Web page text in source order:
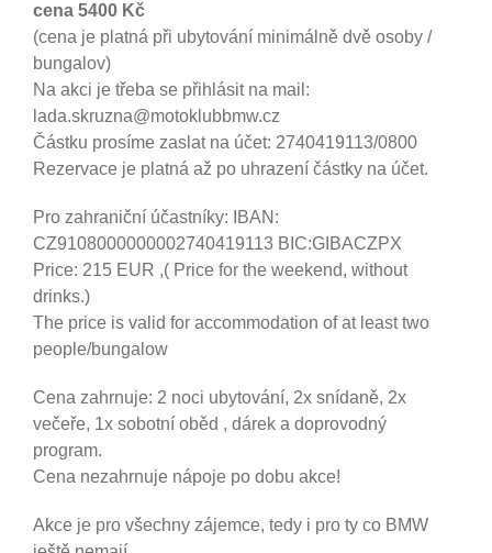
cena 5400 Kč
(cena je platná při ubytování minimálně dvě osoby /
bungalov)
Na akci je třeba se přihlásit na mail:
lada.skruzna@motoklubbmw.cz
Částku prosíme zaslat na účet: 2740419113/0800
Rezervace je platná až po uhrazení částky na účet.
Pro zahraniční účastníky: IBAN:
CZ9108000000002740419113 BIC:GIBACZPX
Price: 215 EUR ,( Price for the weekend, without
drinks.)
The price is valid for accommodation of at least two
people/bungalow
Cena zahrnuje: 2 noci ubytování, 2x snídaně, 2x
večeře, 1x sobotní oběd , dárek a doprovodný
program.
Cena nezahrnuje nápoje po dobu akce!
Akce je pro všechny zájemce, tedy i pro ty co BMW